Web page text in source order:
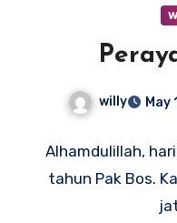
willy May
Alhamdulillah,
tahun Pak Bos.